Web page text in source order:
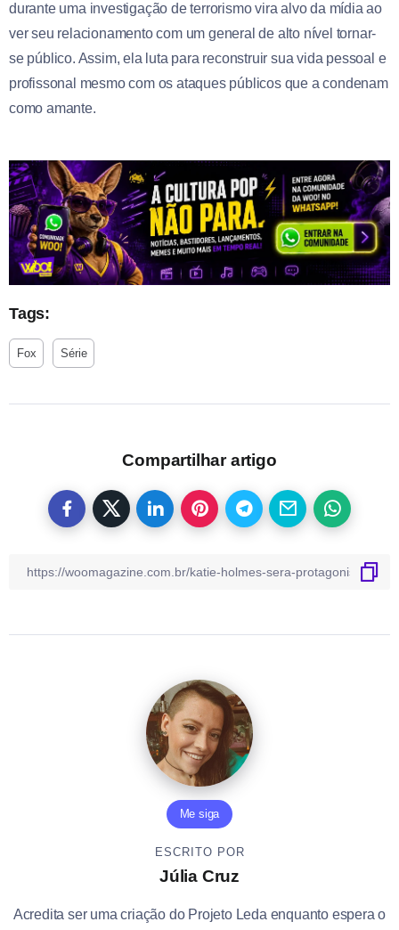
durante uma investigação de terrorismo vira alvo da mídia ao
ver seu relacionamento com um general de alto nível tornar-
se público. Assim, ela luta para reconstruir sua vida pessoal e
profissonal mesmo com os ataques públicos que a condenam
como amante.
Tags:
Fox Série
Compartilhar artigo
Me siga
ESCRITO POR
Júlia Cruz
Acredita ser uma criação do Projeto Leda enquanto espera o